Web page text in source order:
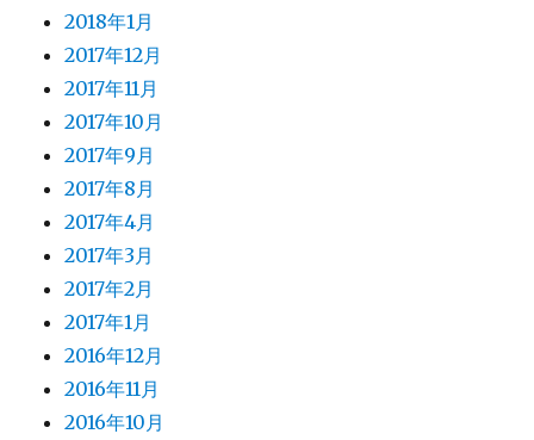
2018年1月
2017年12月
2017年11月
2017年10月
2017年9月
2017年8月
2017年4月
2017年3月
2017年2月
2017年1月
2016年12月
2016年11月
2016年10月